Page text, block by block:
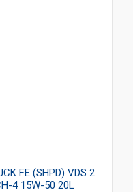
FE (SHPD) VDS 2
4 15W-50 20L